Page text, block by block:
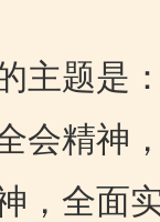
题是：
会精神
，全面